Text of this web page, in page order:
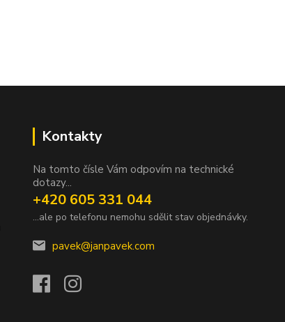
Kontakty
Na tomto čísle Vám odpovím na technické
dotazy...
+420 605 331 044
...ale po telefonu nemohu sdělit stav objednávky.
pavek@janpavek.com